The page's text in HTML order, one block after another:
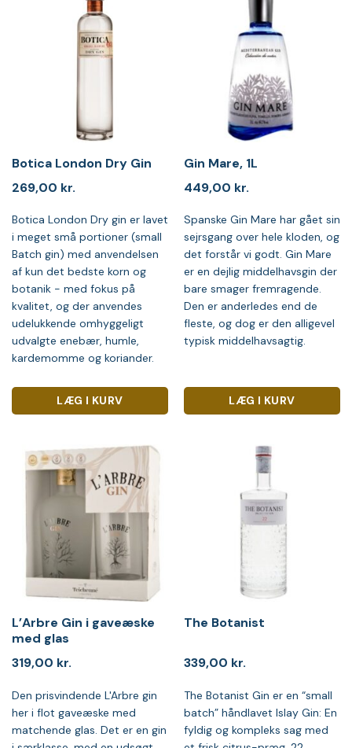
Botica London Dry Gin
269,00 kr.
Botica London Dry gin er lavet
i meget små portioner (small
Batch gin) med anvendelsen
af kun det bedste korn og
botanik - med fokus på
kvalitet, og der anvendes
udelukkende omhyggeligt
udvalgte enebær, humle,
kardemomme og koriander.
LÆG I KURV
Gin Mare, 1L
449,00 kr.
Spanske Gin Mare har gået sin
sejrsgang over hele kloden, og
det forstår vi godt. Gin Mare
er en dejlig middelhavsgin der
bare smager fremragende.
Den er anderledes end de
fleste, og dog er den alligevel
typisk middelhavsagtig.
LÆG I KURV
L’Arbre Gin i gaveæske
med glas
319,00 kr.
Den prisvindende L'Arbre gin
her i flot gaveæske med
matchende glas. Det er en gin
The Botanist
339,00 kr.
The Botanist Gin er en “small
batch” håndlavet Islay Gin: En
fyldig og kompleks sag med